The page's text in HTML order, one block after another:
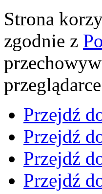
Strona
zgodnie z
Przejdź
Przejdź
Przejdź
Przejdź